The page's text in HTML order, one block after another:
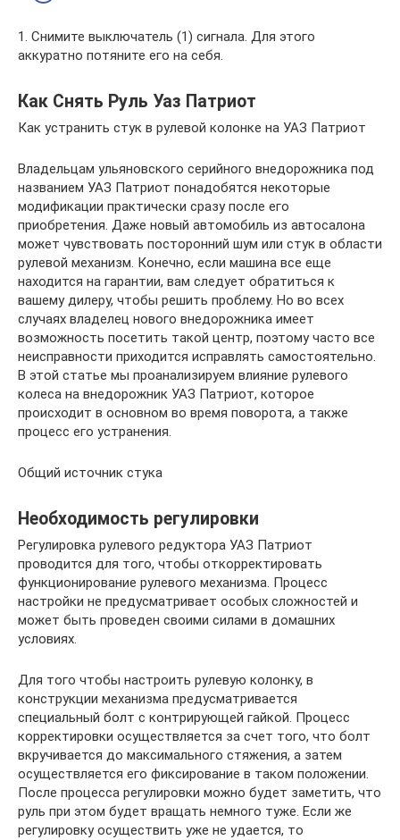
1. Снимите выключатель (1) сигнала. Для этого
аккуратно потяните его на себя.
Как Снять Руль Уаз Патриот
Как устранить стук в рулевой колонке на УАЗ Патриот
Владельцам ульяновского серийного внедорожника под
названием УАЗ Патриот понадобятся некоторые
модификации практически сразу после его
приобретения. Даже новый автомобиль из автосалона
может чувствовать посторонний шум или стук в области
рулевой механизм. Конечно, если машина все еще
находится на гарантии, вам следует обратиться к
вашему дилеру, чтобы решить проблему. Но во всех
случаях владелец нового внедорожника имеет
возможность посетить такой центр, поэтому часто все
неисправности приходится исправлять самостоятельно.
В этой статье мы проанализируем влияние рулевого
колеса на внедорожник УАЗ Патриот, которое
происходит в основном во время поворота, а также
процесс его устранения.
Общий источник стука
Необходимость регулировки
Регулировка рулевого редуктора УАЗ Патриот
проводится для того, чтобы откорректировать
функционирование рулевого механизма. Процесс
настройки не предусматривает особых сложностей и
может быть проведен своими силами в домашних
условиях.
Для того чтобы настроить рулевую колонку, в
конструкции механизма предусматривается
специальный болт с контрирующей гайкой. Процесс
корректировки осуществляется за счет того, что болт
вкручивается до максимального стяжения, а затем
осуществляется его фиксирование в таком положении.
После процесса регулировки можно будет заметить, что
руль при этом будет вращать немного туже. Если же
регулировку осуществить уже не удается, то